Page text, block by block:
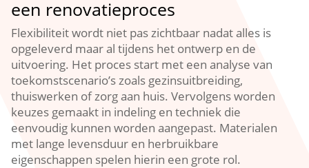
een renovatieproces
Flexibiliteit wordt niet pas zichtbaar nadat alles is
opgeleverd maar al tijdens het ontwerp en de
uitvoering.​ Het proces start met een analyse van
toekomstscenario’s zoals gezinsuitbreiding,
thuiswerken of zorg aan huis.​ Vervolgens worden
keuzes gemaakt in indeling en techniek die
eenvoudig kunnen worden aangepast.​ Materialen
met lange levensduur en herbruikbare
eigenschappen spelen hierin een grote rol.​